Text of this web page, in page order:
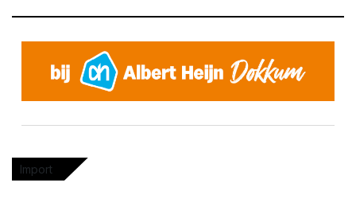
Import